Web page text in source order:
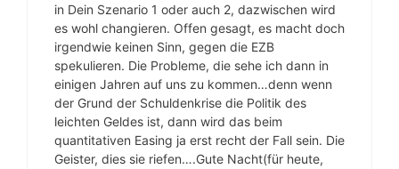
in Dein Szenario 1 oder auch 2, dazwischen wird
es wohl changieren. Offen gesagt, es macht doch
irgendwie keinen Sinn, gegen die EZB
spekulieren. Die Probleme, die sehe ich dann in
einigen Jahren auf uns zu kommen…denn wenn
der Grund der Schuldenkrise die Politik des
leichten Geldes ist, dann wird das beim
quantitativen Easing ja erst recht der Fall sein. Die
Geister, dies sie riefen….Gute Nacht(für heute,